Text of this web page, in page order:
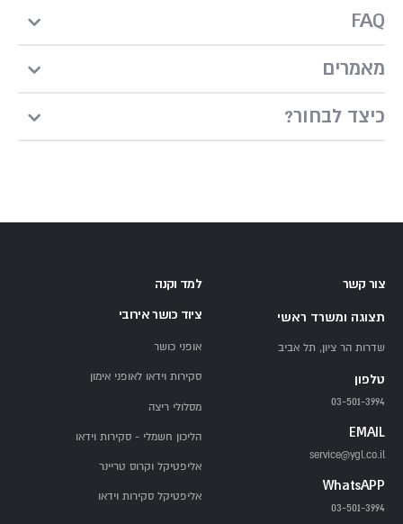
FAQ
מאמרים
?כיצד לבחור
צור קשר
תצוגה ומשרד ראשי
שדרות הר ציון, תל אביב
טלפון
03-501-3994
EMAIL
service@ygl.co.il
WhatsAPP
03-501-3994
למד וקנה
ציוד כושר אירובי
אופני כושר
סקירות וידאו לאופני אימון
מסלולי ריצה
הליכון חשמלי - סקירות וידאו
אליפטיקל וקרוס טריינר
אליפטיקל סקירות וידאו